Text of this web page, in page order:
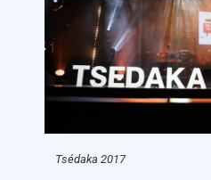
Tsédaka 2017